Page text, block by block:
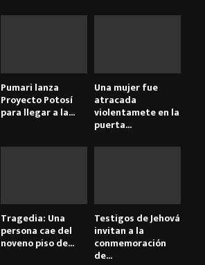
Pumari lanza
Proyecto Potosí
para llegar a la...
Una mujer fue
atracada
violentamete en la
puerta...
Tragedia: Una
persona cae del
noveno piso de...
Testigos de Jehová
invitan a la
conmemoración
de...